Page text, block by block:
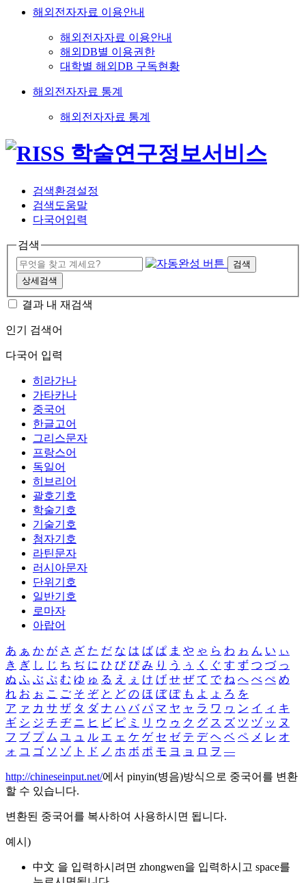
해외전자자료 이용안내
해외전자자료 이용안내
해외DB별 이용권한
대학별 해외DB 구독현황
해외전자자료 통계
해외전자자료 통계
검색환경설정
검색도움말
다국어입력
검색
검색
상세검색
결과 내 재검색
인기 검색어
다국어 입력
히라가나
가타카나
중국어
한글고어
그리스문자
프랑스어
독일어
히브리어
괄호기호
학술기호
기술기호
첨자기호
라틴문자
러시아문자
단위기호
일반기호
로마자
아랍어
あ ぁ か が さ ざ た だ な は ば ぱ ま や ゃ ら わ ゎ ん い ぃ
き ぎ し じ ち ぢ に ひ び ぴ み り う ぅ く ぐ す ず つ づ っ
ぬ ふ ぶ ぷ む ゆ ゅ る え ぇ け げ せ ぜ て で ね へ べ ぺ め
れ お ぉ こ ご そ ぞ と ど の ほ ぼ ぽ も よ ょ ろ を
ア ァ カ サ ザ タ ダ ナ ハ バ パ マ ヤ ャ ラ ワ ヮ ン イ ィ キ
ギ シ ジ チ ヂ ニ ヒ ビ ピ ミ リ ウ ゥ ク グ ス ズ ツ ヅ ッ ヌ
フ ブ プ ム ユ ュ ル エ ェ ケ ゲ セ ゼ テ デ ヘ ベ ペ メ レ オ
ォ コ ゴ ソ ゾ ト ド ノ ホ ボ ポ モ ヨ ョ ロ ヲ ―
http://chineseinput.net/에서 pinyin(병음)방식으로 중국어를 변환
할 수 있습니다.
변환된 중국어를 복사하여 사용하시면 됩니다.
예시)
中文 을 입력하시려면 zhongwen을 입력하시고 space를